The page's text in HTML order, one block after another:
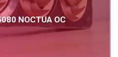
NOCTUA OC